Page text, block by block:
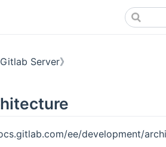
Gitlab Server》
ee/development/